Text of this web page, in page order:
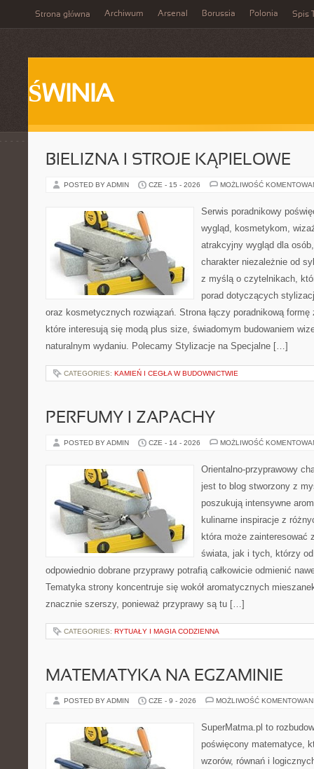
Strona główna Archiwum Arsenal Borussia Polonia Spis
ŚWINIA
BIELIZNA I STROJE KĄPIELOWE
POSTED BY ADMIN CZE - 15 - 2026 MOŻLIWOŚĆ
Serwis poradnikowy
wygląd, kosmetykom,
atrakcyjny wygląd dla
charakter niezależnie od
z myślą o czytelnikach,
porad dotyczących
oraz kosmetycznych rozwiązań. Strona łączy poradnikową
które interesują się modą plus size, świadomym budowaniem
naturalnym wydaniu. Polecamy Stylizacje na Specjalne […]
CATEGORIES: KAMIEŃ I CEGŁA W BUDOWNICTWIE
PERFUMY I ZAPACHY
POSTED BY ADMIN CZE - 14 - 2026 MOŻLIWOŚĆ
Orientalno-przyprawowy
jest to blog stworzony z
poszukują intensywne
kulinarne inspiracje z
która może zainteresować
świata, jak i tych, którzy
odpowiednio dobrane przyprawy potrafią całkowicie odmienić
Tematyka strony koncentruje się wokół aromatycznych
znacznie szerszy, ponieważ przyprawy są tu […]
CATEGORIES: RYTUAŁY I MAGIA CODZIENNA
MATEMATYKA NA EGZAMINIE
POSTED BY ADMIN CZE - 9 - 2026 MOŻLIWOŚĆ
SuperMatma.pl to
poświęcony matematyce,
wzorów, równań i